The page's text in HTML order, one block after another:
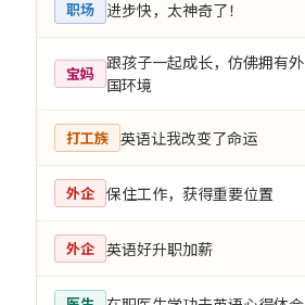
职场 进步快，太神奇了！
宝妈
跟孩子一起成长，仿佛拥有外
国环境
打工族 英语让我改变了命运
外企 保住工作，获得重要位置
外企 英语好升职加薪